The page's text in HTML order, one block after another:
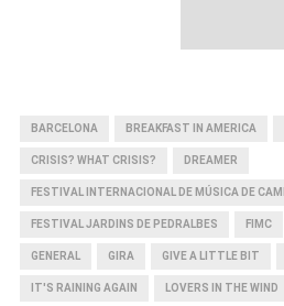
BARCELONA BREAKFAST IN AMERICA
CRISIS? WHAT CRISIS? DREAMER
FESTIVAL INTERNACIONAL DE MÚSICA DE
FESTIVAL JARDINS DE PEDRALBES FIMC
GENERAL GIRA GIVE A LITTLE BIT
IT'S RAINING AGAIN LOVERS IN THE WIND